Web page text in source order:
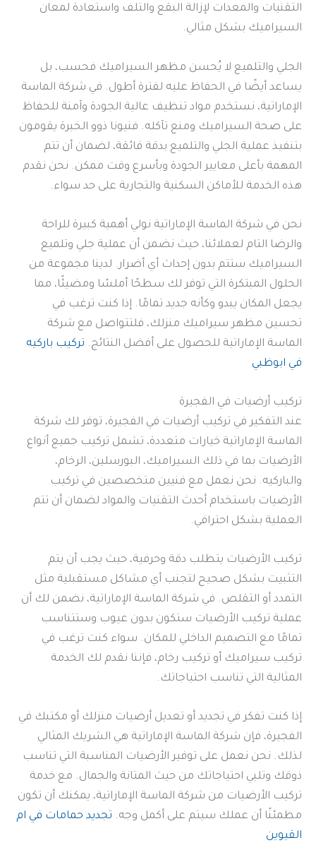
التقنيات والمعدات لإزالة البقع والتلف واستعادة لمعان
السيراميك بشكل مثالي.
الجلي والتلميع لا يُحسن مظهر السيراميك فحسب، بل
يساعد أيضًا في الحفاظ عليه لفترة أطول. في شركة الماسة
الإماراتية، نستخدم مواد تنظيف عالية الجودة وآمنة للحفاظ
على صحة السيراميك ومنع تآكله. فنيونا ذوو الخبرة يقومون
بتنفيذ عملية الجلي والتلميع بدقة فائقة، لضمان أن تتم
المهمة بأعلى معايير الجودة وبأسرع وقت ممكن. نحن نقدم
هذه الخدمة للأماكن السكنية والتجارية على حد سواء.
نحن في شركة الماسة الإماراتية نولي أهمية كبيرة للراحة
والرضا التام لعملائنا، حيث نضمن أن عملية جلي وتلميع
السيراميك ستتم بدون إحداث أي أضرار. لدينا مجموعة من
الحلول المبتكرة التي توفر لك سطحًا أملسًا ومضيئًا، مما
يجعل المكان يبدو وكأنه جديد تمامًا. إذا كنت ترغب في
تحسين مظهر سيراميك منزلك، فلتتواصل مع شركة
الماسة الإماراتية للحصول على أفضل النتائج. تركيب باركيه
في ابوظبي
تركيب أرضيات في الفجيرة
عند التفكير في تركيب أرضيات في الفجيرة، توفر لك شركة
الماسة الإماراتية خيارات متعددة، تشمل تركيب جميع أنواع
الأرضيات بما في ذلك السيراميك، البورسلين، الرخام،
والباركيه. نحن نعمل مع فنيين متخصصين في تركيب
الأرضيات باستخدام أحدث التقنيات والمواد لضمان أن تتم
العملية بشكل احترافي.
تركيب الأرضيات يتطلب دقة وحرفية، حيث يجب أن يتم
التثبيت بشكل صحيح لتجنب أي مشاكل مستقبلية مثل
التمدد أو التقلص. في شركة الماسة الإماراتية، نضمن لك أن
عملية تركيب الأرضيات ستكون بدون عيوب وستتناسب
تمامًا مع التصميم الداخلي للمكان. سواء كنت ترغب في
تركيب سيراميك أو تركيب رخام، فإننا نقدم لك الخدمة
المثالية التي تناسب احتياجاتك.
إذا كنت تفكر في تجديد أو تعديل أرضيات منزلك أو مكتبك في
الفجيرة، فإن شركة الماسة الإماراتية هي الشريك المثالي
لذلك. نحن نعمل على توفير الأرضيات المناسبة التي تناسب
ذوقك وتلبي احتياجاتك من حيث المتانة والجمال. مع خدمة
تركيب الأرضيات من شركة الماسة الإماراتية، يمكنك أن تكون
مطمئنًا أن عملك سيتم على أكمل وجه. تجديد حمامات في ام
القيوين